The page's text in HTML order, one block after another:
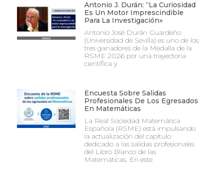
Antonio J. Durán: “La Curiosidad
Es Un Motor Imprescindible
Para La Investigación»
Antonio José Durán Guardeño
(Universidad de Sevilla) es uno de los
tres ganadores de la Medalla de la
RSME 2026 por una trayectoria
científica y
Encuesta Sobre Salidas
Profesionales De Los Egresados
En Matemáticas
La Real Sociedad Matemática
Española (RSME) está impulsando
la actualización del capítulo
dedicado a las salidas profesionales
del Libro Blanco de las
Matemáticas. En este